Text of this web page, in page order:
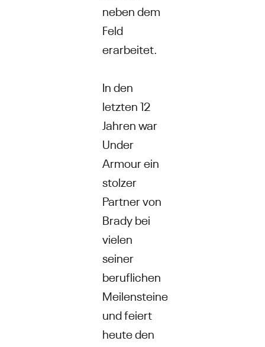
neben dem
Feld
erarbeitet.
In den
letzten 12
Jahren war
Under
Armour ein
stolzer
Partner von
Brady bei
vielen
seiner
beruflichen
Meilensteine
und feiert
heute den